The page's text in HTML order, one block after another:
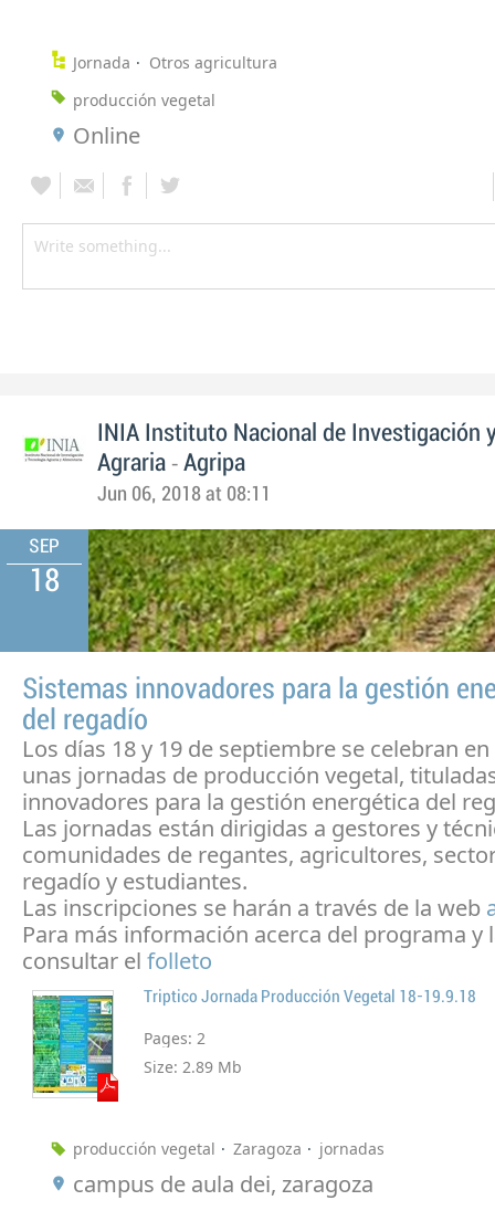
Jornada
Otros agricultura
producción vegetal
Online
INIA Instituto Nacional de Investigación
Agraria - Agripa
Jun 06, 2018 at 08:11
SEP
18
Sistemas innovadores para la gestión
del regadío
Los días 18 y 19 de septiembre se celebran
unas jornadas de producción vegetal,
innovadores para la gestión energética del
Las jornadas están dirigidas a gestores y
comunidades de regantes, agricultores,
regadío y estudiantes.
Las inscripciones se harán a través de la web
Para más información acerca del programa y
consultar el folleto
Triptico Jornada Producción Vegetal 18-19.9.18
Pages: 2
Size: 2.89 Mb
producción vegetal Zaragoza jornadas
campus de aula dei, zaragoza